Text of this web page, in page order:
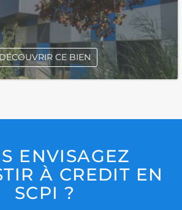
CE BIEN
ENVISAGEZ
À CREDIT EN
SCPI ?